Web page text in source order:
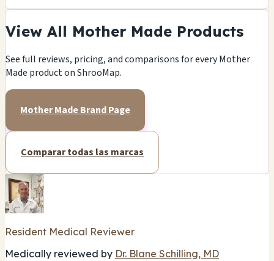
View All Mother Made Products
See full reviews, pricing, and comparisons for every Mother
Made product on ShrooMap.
Mother Made Brand Page
Comparar todas las marcas
Resident Medical Reviewer
Medically reviewed by Dr. Blane Schilling, MD